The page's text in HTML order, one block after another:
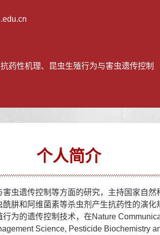
药性机理、昆虫生殖行为与害虫遗传控制
个人简介
虫遗传控制等方面的研究，主持国家自
肼和阿维菌素等杀虫剂产生抗药性的演
为的遗传控制技术， 在Nature
Science, Pesticide Biochemistry